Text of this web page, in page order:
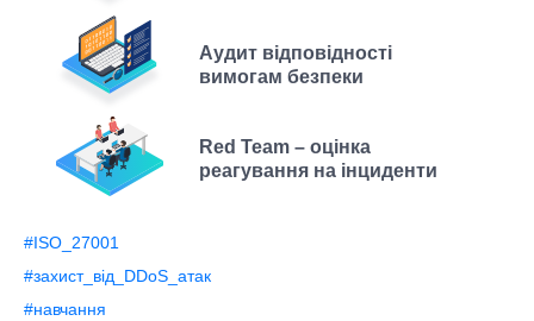
Аудит відповідності
вимогам безпеки
Red Team – оцінка
реагування на інциденти
#ISO_27001
#захист_від_DDoS_атак
#навчання